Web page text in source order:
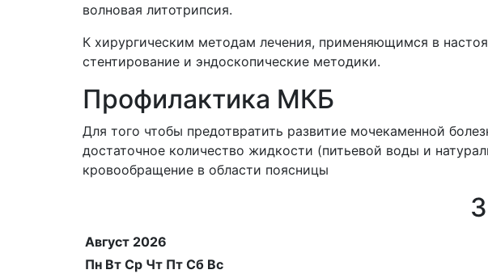
волновая литотрипсия.
К хирургическим методам лечения, применяющимся в
стентирование и эндоскопические методики.
Профилактика МКБ
Для того чтобы предотвратить развитие мочекаменной
достаточное количество жидкости (питьевой воды и
кровообращение в области поясницы
Август 2026
Пн Вт Ср Чт Пт Сб Вс